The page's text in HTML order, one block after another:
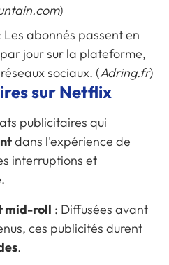
)
Les abonnés passent en
jour sur la plateforme,
sociaux. (Adring.fr)
sur Netflix
publicitaires qui
dans l'expérience de
interruptions et
mid-roll : Diffusées avant
ces publicités durent
.